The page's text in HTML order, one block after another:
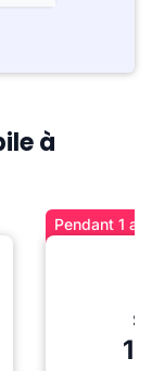
à
Pendant 1